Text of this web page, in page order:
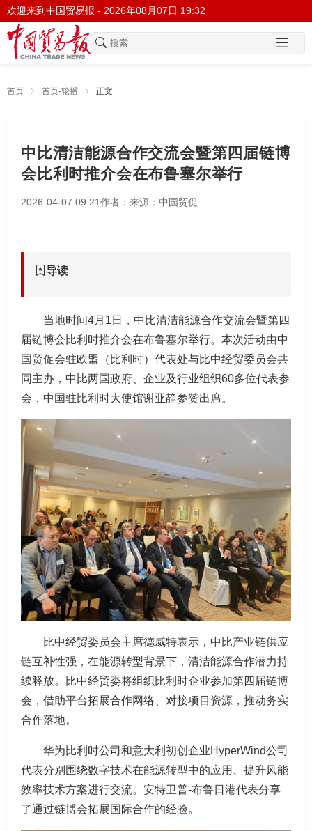
欢迎来到中国贸易报 - 2026年08月07日 19:32
首页 首页-轮播 正文
中比清洁能源合作交流会暨第四届链博
会比利时推介会在布鲁塞尔举行
2026-04-07 09:21作者： 来源：中国贸促
导读
当地时间4月1日，中比清洁能源合作交流会暨第四
届链博会比利时推介会在布鲁塞尔举行。本次活动由中
国贸促会驻欧盟（比利时）代表处与比中经贸委员会共
同主办，中比两国政府、企业及行业组织60多位代表参
会，中国驻比利时大使馆谢亚静参赞出席。
比中经贸委员会主席德威特表示，中比产业链供应
链互补性强，在能源转型背景下，清洁能源合作潜力持
续释放。比中经贸委将组织比利时企业参加第四届链博
会，借助平台拓展合作网络、对接项目资源，推动务实
合作落地。
华为比利时公司和意大利初创企业HyperWind公司
代表分别围绕数字技术在能源转型中的应用、提升风能
效率技术方案进行交流。安特卫普-布鲁日港代表分享
了通过链博会拓展国际合作的经验。